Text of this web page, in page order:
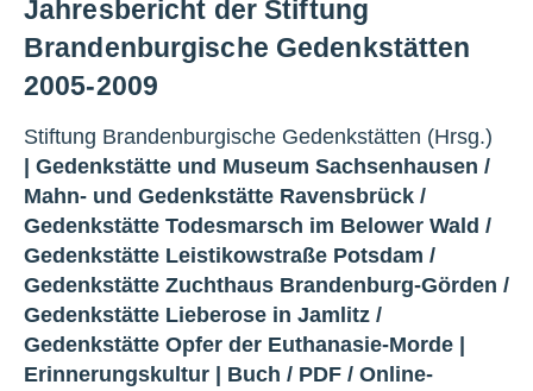
Jahresbericht der Stiftung
Brandenburgische Gedenkstätten
2005-2009
Stiftung Brandenburgische Gedenkstätten (Hrsg.)
Gedenkstätte und Museum Sachsenhausen /
Mahn- und Gedenkstätte Ravensbrück /
Gedenkstätte Todesmarsch im Belower Wald /
Gedenkstätte Leistikowstraße Potsdam /
Gedenkstätte Zuchthaus Brandenburg-Görden /
Gedenkstätte Lieberose in Jamlitz /
Gedenkstätte Opfer der Euthanasie-Morde
Erinnerungskultur
Buch / PDF / Online-